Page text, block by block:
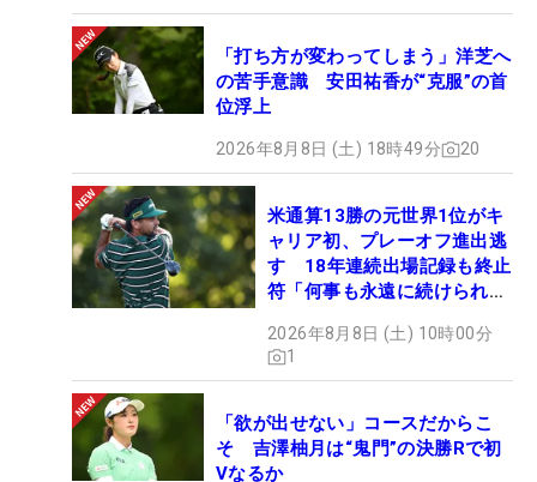
「打ち方が変わってしまう」洋芝へ
の苦手意識 安田祐香が“克服”の首
位浮上
2026年8月8日 (土) 18時49分 20
米通算13勝の元世界1位がキ
ャリア初、プレーオフ進出逃
す 18年連続出場記録も終止
符「何事も永遠に続けられな
2026年8月8日 (土) 10時00分
1
「欲が出せない」コースだからこ
そ 吉澤柚月は“鬼門”の決勝Rで初
Vなるか